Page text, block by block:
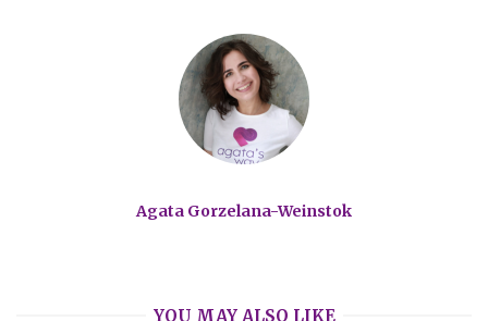
Agata Gorzelana-Weinstok
YOU MAY ALSO LIKE